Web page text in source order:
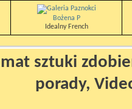
Bożena P
Idealny French
sztuki
porady,